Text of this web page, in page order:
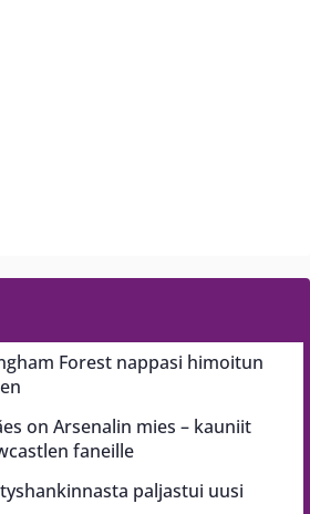
Forest nappasi himoitun
on Arsenalin mies – kauniit
faneille
paljastui uusi